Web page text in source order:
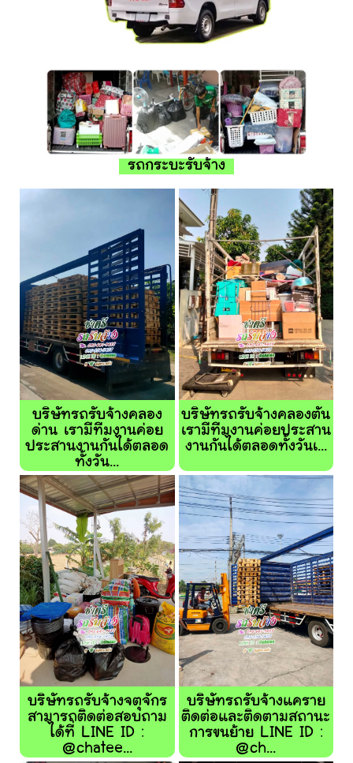
รถกระบะรับจ้าง
บริษัทรถรับจ้างคลอง
ด่าน เรามีทีมงานค่อย
ประสานงานกันได้ตลอด
ทั้งวัน...
บริษัทรถรับจ้างคลองตัน
เรามีทีมงานค่อยประสาน
งานกันได้ตลอดทั้งวันเ...
บริษัทรถรับจ้างจตุจักร
สามารถติดต่อสอบถาม
ได้ที่ LINE ID :
@chatee...
บริษัทรถรับจ้างแคราย
ติดต่อและติดตามสถานะ
การขนย้าย LINE ID :
@ch...